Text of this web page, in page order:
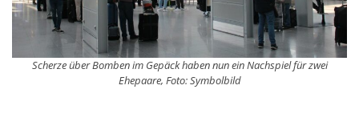
Scherze über Bomben im Gepäck haben nun ein Nachspiel für zwei
Ehepaare, Foto: Symbolbild